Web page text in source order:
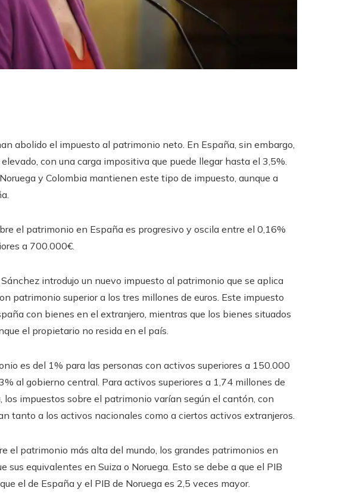
abolido el impuesto al patrimonio neto. En España, sin embargo,
con una carga impositiva que puede llegar hasta el 3,5%.
y Colombia mantienen este tipo de impuesto, aunque a
el patrimonio en España es progresivo y oscila entre el 0,16%
a 700.000€.
introdujo un nuevo impuesto al patrimonio que se aplica
patrimonio superior a los tres millones de euros. Este impuesto
con bienes en el extranjero, mientras que los bienes situados
el propietario no resida en el país.
es del 1% para las personas con activos superiores a 150.000
al gobierno central. Para activos superiores a 1,74 millones de
los impuestos sobre el patrimonio varían según el cantón, con
tanto a los activos nacionales como a ciertos activos extranjeros.
el patrimonio más alta del mundo, los grandes patrimonios en
sus equivalentes en Suiza o Noruega. Esto se debe a que el PIB
el de España y el PIB de Noruega es 2,5 veces mayor.